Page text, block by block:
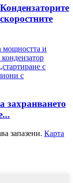
захранването
запазени. Карта